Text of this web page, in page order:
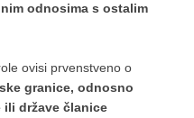
odnosima s ostalim
ovisi prvenstveno o
granice, odnosno
ili države članice